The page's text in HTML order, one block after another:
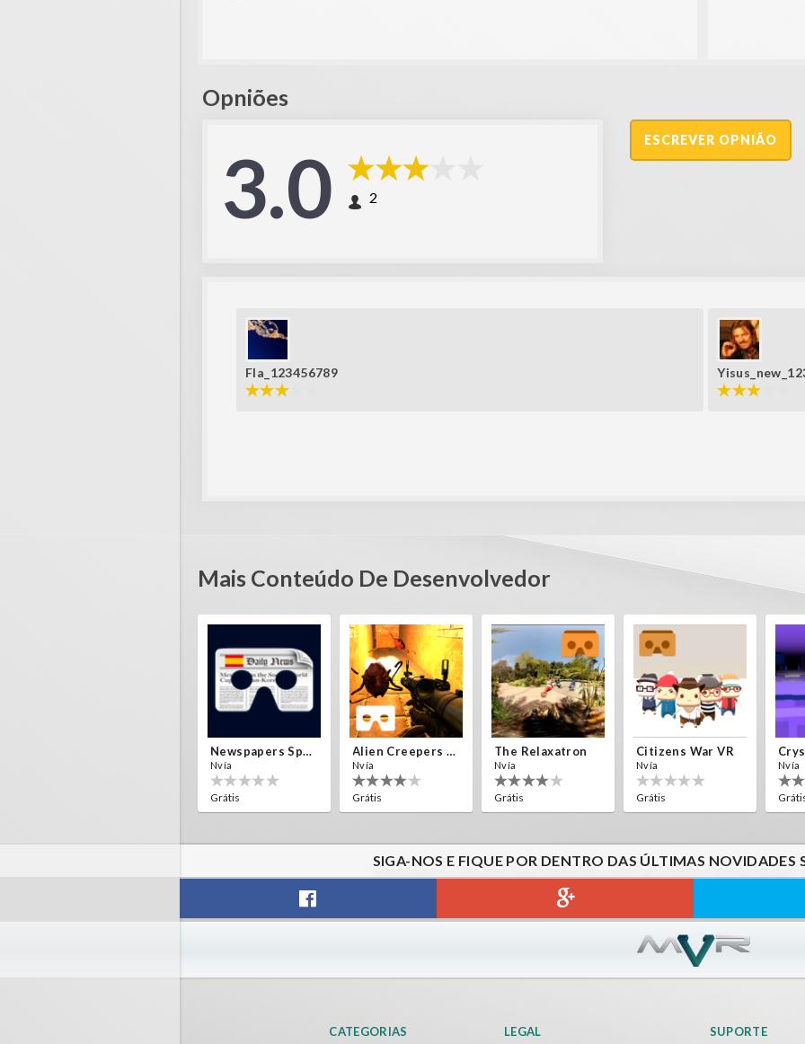
Opniões
3.0 2
ESCREVER OPNIÃO
Fla_123456789
Mais Conteúdo De Desenvolvedor
Newspapers Spain VR
Nvía
Grátis
Alien Creepers VR
Nvía
Grátis
The Relaxatron
Nvía
Grátis
Citizens War VR
Nvía
Grátis
Nvía
SIGA-NOS E FIQUE POR DENTRO DAS ÚLTIMAS NOVIDADES
CATEGORIAS LEGAL SUPORTE